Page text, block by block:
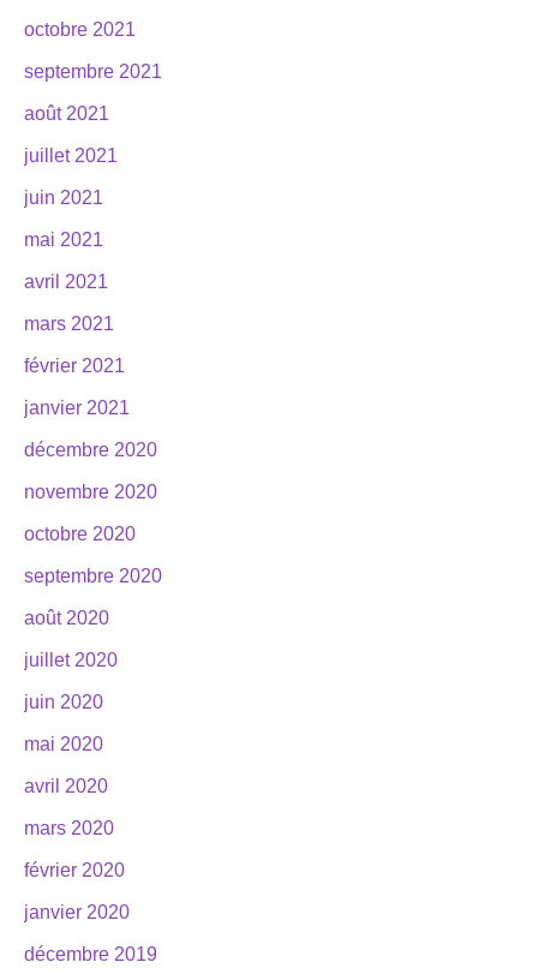
octobre 2021
septembre 2021
août 2021
juillet 2021
juin 2021
mai 2021
avril 2021
mars 2021
février 2021
janvier 2021
décembre 2020
novembre 2020
octobre 2020
septembre 2020
août 2020
juillet 2020
juin 2020
mai 2020
avril 2020
mars 2020
février 2020
janvier 2020
décembre 2019